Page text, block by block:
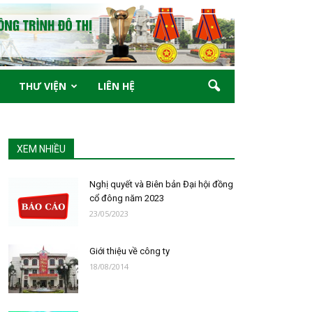
THƯ VIỆN LIÊN HỆ
XEM NHIỀU
Nghị quyết và Biên bản Đại hội đồng
cổ đông năm 2023
23/05/2023
Giới thiệu về công ty
18/08/2014